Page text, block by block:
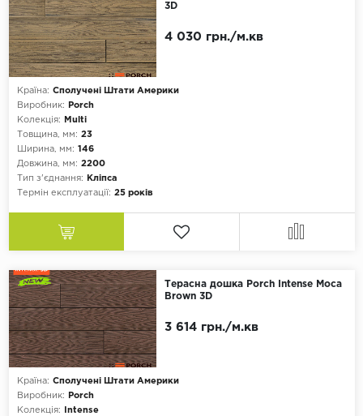
3D
Країна: Сполучені Штати Америки
Виробник:
Porch
Колекція:
Multi
Товщина, мм: 23
Ширина, мм: 146
Довжина, мм: 2200
Тип з'єднання:
Кліпса
Термін експлуатації: 25 років
4 030 грн./м.кв
Терасна дошка Porch Intense Moca
Brown 3D
Країна: Сполучені Штати Америки
Виробник:
Porch
Колекція:
Intense
3 614 грн./м.кв